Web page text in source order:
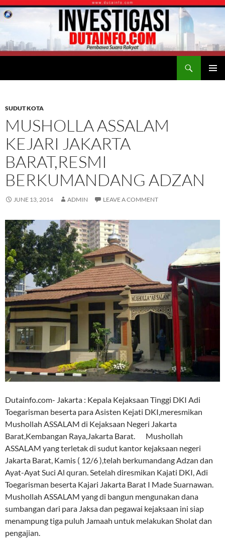
SUDUT KOTA
MUSHOLLA ASSALAM
KEJARI JAKARTA
BARAT,RESMI
BERKUMANDANG ADZAN
JUNE 13, 2014 ADMIN LEAVE A COMMENT
Dutainfo.com- Jakarta : Kepala Kejaksaan Tinggi DKI Adi
Toegarisman beserta para Asisten Kejati DKI,meresmikan
Mushollah ASSALAM di Kejaksaan Negeri Jakarta
Barat,Kembangan Raya,Jakarta Barat. Mushollah
ASSALAM yang terletak di sudut kantor kejaksaan negeri
Jakarta Barat, Kamis ( 12/6 ),telah berkumandang Adzan dan
Ayat-Ayat Suci Al quran. Setelah diresmikan Kajati DKI, Adi
Toegarisman beserta Kajari Jakarta Barat I Made Suarnawan.
Mushollah ASSALAM yang di bangun mengunakan dana
sumbangan dari para Jaksa dan pegawai kejaksaan ini siap
menampung tiga puluh Jamaah untuk melakukan Sholat dan
pengajian.